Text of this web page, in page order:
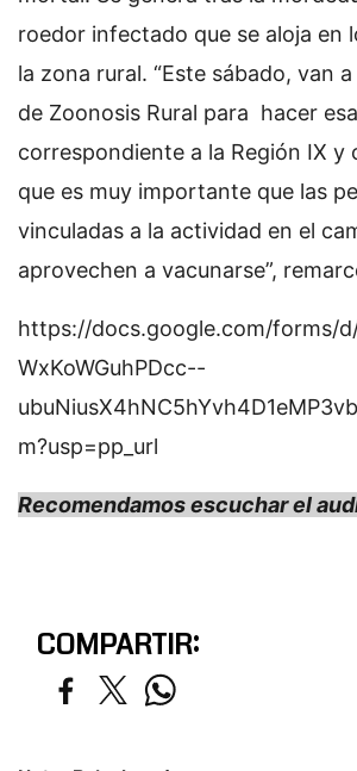
roedor infectado que se aloja en
la zona rural. “Este sábado, van
de Zoonosis Rural para hacer
correspondiente a la Región IX y
que es muy importante que las
vinculadas a la actividad en el
aprovechen a vacunarse”,
https://docs.google.com/forms/
WxKoWGuhPDcc--
m?usp=pp_url
Recomendamos escuchar el
COMPARTIR: